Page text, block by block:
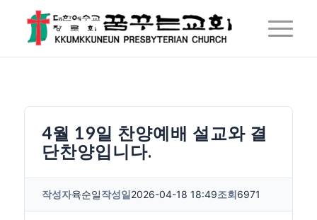
4월 19일 찬양예배 설교와 결
단찬양입니다.
작성자육순일작성일2026-04-18 18:49조회6971